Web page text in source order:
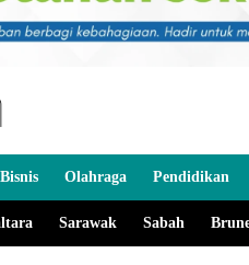
Olahraga Pendidikan
Sarawak Sabah